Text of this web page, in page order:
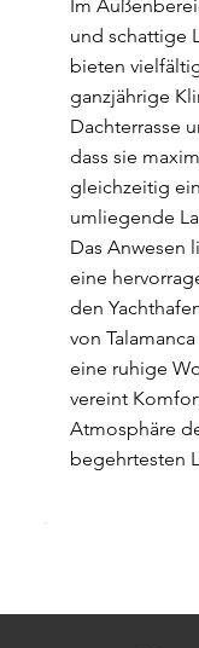
Im
und schattige
bieten
ganzjährige
Dachterrasse
dass sie
gleichzeitig
umliegende
Das Anwesen
eine
den
von
eine ruhige
vereint
Atmosphäre
begehrtesten